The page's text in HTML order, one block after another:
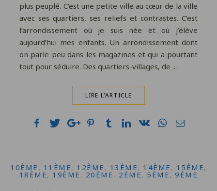
plus peuplé. C’est une petite ville au cœur de la ville
avec ses quartiers, ses reliefs et contrastes. C’est
l’arrondissement où je suis née et où j’élève
aujourd’hui mes enfants. Un arrondissement dont
on parle peu dans les magazines et qui a pourtant
tout pour séduire. Des quartiers-villages, de ...
LIRE L'ARTICLE
10ÈME , 11ÈME, 12ÈME , 13ÈME, 14ÈME , 15ÈME,
18ÈME, 19ÈME , 20ÈME, 2ÈME, 5ÈME,9ÈME